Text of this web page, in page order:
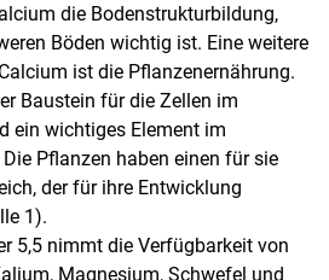
die Bodenstrukturbildung,
Böden wichtig ist. Eine weitere
ist die Pflanzenernährung.
Baustein für die Zellen im
ein wichtiges Element im
Pflanzen haben einen für sie
der für ihre Entwicklung
1).
5,5 nimmt die Verfügbarkeit von
Magnesium, Schwefel und